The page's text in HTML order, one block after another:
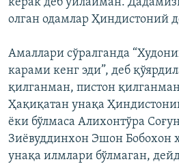
керак деб ўйлайман.
олган одамлар Ҳиндистоний
Амаллари сўралганда
карами кенг эди”, деб
қилганман, пистон
Ҳақиқатан унақа
ëки бўлмаса Алихонтўра
Зиëвуддинхон Эшон Бобохон
унақа илмлари бўлмаган,